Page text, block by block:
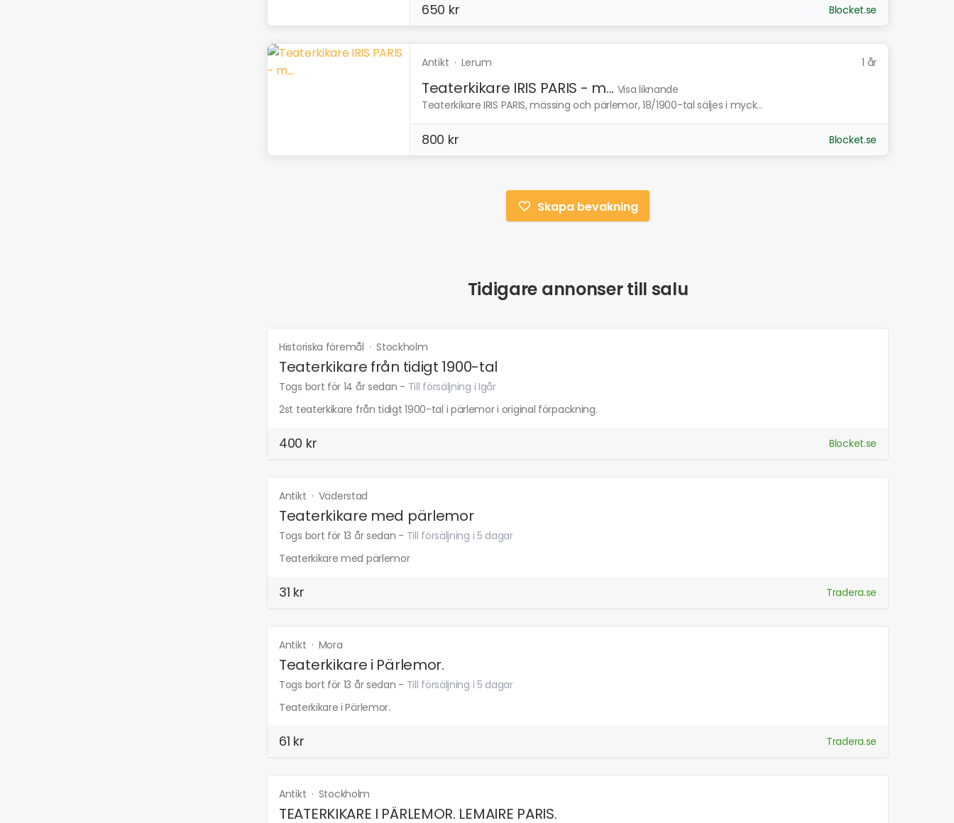
650 kr Blocket.se
Antikt · Lerum 1 år
Teaterkikare IRIS PARIS - m... Visa liknande
Teaterkikare IRIS PARIS, mässing och pärlemor, 18/1900-tal säljes i myck...
800 kr Blocket.se
Skapa bevakning
Tidigare annonser till salu
Historiska föremål ·Stockholm
Teaterkikare från tidigt 1900-tal
Togs bort för 14 år sedan - Till försäljning i Igår
2st teaterkikare från tidigt 1900-tal i pärlemor i original förpackning.
400 kr Blocket.se
Antikt · Väderstad
Teaterkikare med pärlemor
Togs bort för 13 år sedan - Till försäljning i 5 dagar
Teaterkikare med pärlemor
31 kr Tradera.se
Antikt · Mora
Teaterkikare i Pärlemor.
Togs bort för 13 år sedan - Till försäljning i 5 dagar
Teaterkikare i Pärlemor.
61 kr Tradera.se
Antikt · Stockholm
TEATERKIKARE I PÄRLEMOR. LEMAIRE PARIS.